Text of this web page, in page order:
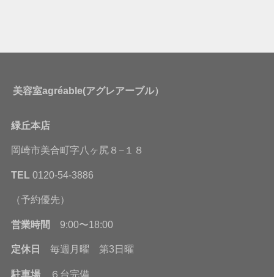
美容室agréable(アグレアーブル）
緑丘本店
岡崎市美合町字八ヶ尻８−１８
TEL 0120-54-3886
（予約優先）
営業時間 9:00〜18:00
定休日 毎週月曜 第3日曜
駐車場 ６台完備